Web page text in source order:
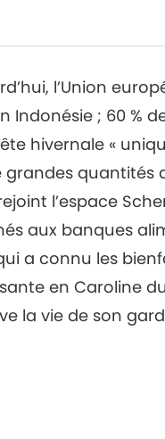
l’Union
Indonésie ; 60 %
hivernale «
quantités
l’espace
aux banques
a connu les
en Caroline
la vie de son